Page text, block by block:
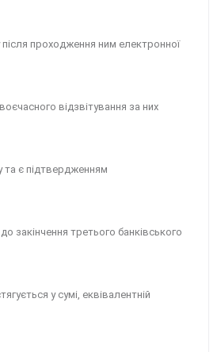
проходження ним електронної
відзвітування за них
та є підтвердженням
закінчення третього банківського
у сумі, еквівалентній